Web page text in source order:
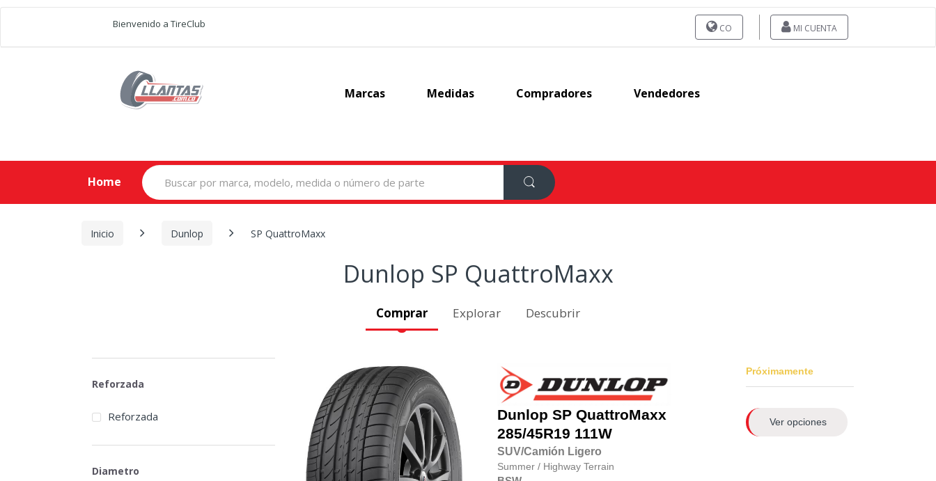
Bienvenido a TireClub CO MI CUENTA
Marcas Medidas Compradores Vendedores
Home
Search
for:
Inicio Dunlop SP QuattroMaxx
Dunlop SP QuattroMaxx
Comprar Explorar Descubrir
Dunlop SP QuattroMaxx
285/45R19 111W
SUV/Camión Ligero
Summer / Highway Terrain
Próximamente
Ver opciones
Reforzada
Reforzada
Diametro